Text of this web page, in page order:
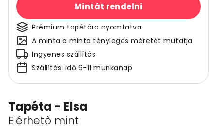
Tapéta - Elsa
Elérhető mint
Mintát rendelni
Prémium tapétára nyomtatva
A minta a minta tényleges méretét mutatja
Ingyenes szállítás
Szállítási idő 6-11 munkanap